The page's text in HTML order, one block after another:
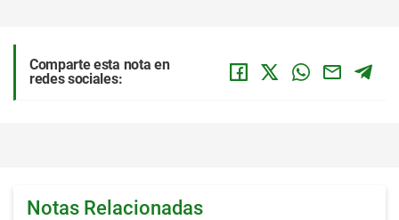
Comparte esta nota en
redes sociales:
Notas Relacionadas